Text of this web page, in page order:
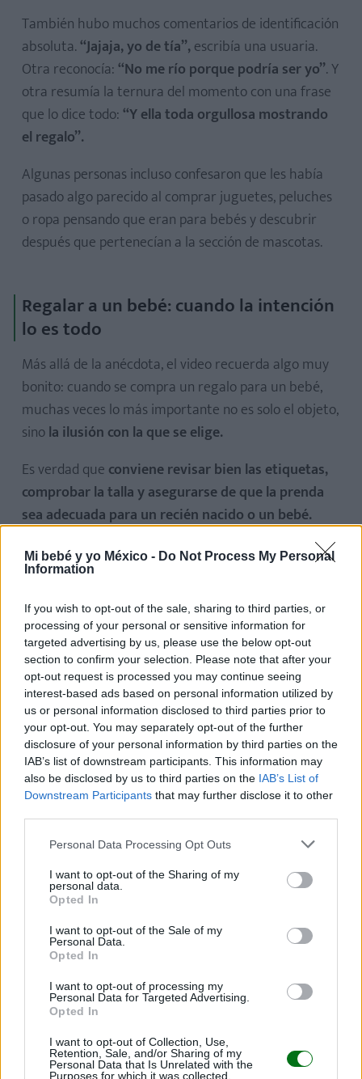
Mi bebé y yo México - Do Not Process My Personal
Information
If you wish to opt-out of the sale, sharing to third parties, or
processing of your personal or sensitive information for
targeted advertising by us, please use the below opt-out
section to confirm your selection. Please note that after your
opt-out request is processed you may continue seeing
interest-based ads based on personal information utilized by
us or personal information disclosed to third parties prior to
your opt-out. You may separately opt-out of the further
disclosure of your personal information by third parties on the
IAB’s list of downstream participants. This information may
also be disclosed by us to third parties on the IAB’s List of
Downstream Participants that may further disclose it to other
Personal Data Processing Opt Outs
I want to opt-out of the Sharing of my
personal data.
Opted In
I want to opt-out of the Sale of my
Personal Data.
Opted In
I want to opt-out of processing my
Personal Data for Targeted Advertising.
Opted In
I want to opt-out of Collection, Use,
Retention, Sale, and/or Sharing of my
Personal Data that Is Unrelated with the
Purposes for which it was collected.
También hubo muchos comentarios de identificación
absoluta.“Jajaja, yo de tía”,escribía una usuaria.
Otra reconocía:“No me río porque podría ser yo”. Y
otra resumía la ternura del momento con una frase
que lo dice todo:“Y ella toda orgullosa mostrando
el regalo”.
Algunas personas incluso confesaron que les había
pasado algo parecido al comprar juguetes, peluches
o ropa pensando que eran para bebés y descubrir
después que pertenecían a la sección de mascotas.
Regalar a un bebé: cuando la intención
lo es todo
Más allá de la anécdota, el video recuerda algo muy
bonito: cuando se compra un regalo para un bebé,
muchas veces lo más importante no es solo el objeto,
sinola ilusión con la que se elige.
Es verdad que convienerevisar bien las etiquetas,
comprobar la talla y asegurarse de que la prenda
sea adecuada para un recién nacido o un bebé.
Pero también es cierto que este tipo de despistes
forman parte de esas historias familiares que luego
Porque detrás de ese “fail” viral había una joven
emocionada por regalar algo especial a su sobrina. Y
eso es, precisamente, lo que ha hecho que tantas
personas no solo se rían con el video, sino que
también lo vean con ternura.
Al final,no era el regalo perfecto que ella
imaginaba, pero sí terminó dejando algo igual de
valioso:una carcajada compartida, una historia
inolvidable y la prueba de que, cuando se trata de
bebés, la ilusión a veces nos hace mirar con el
Te puede interesar…
nacimiento: ¿le beneficia o lo confunde?
LEER